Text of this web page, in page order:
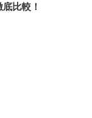
比較！